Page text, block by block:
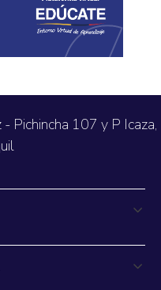
Pichincha 107 y P Icaza,